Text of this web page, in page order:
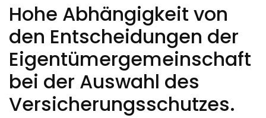
Hohe Abhängigkeit von
den Entscheidungen der
Eigentümergemeinschaft
bei der Auswahl des
Versicherungsschutzes.